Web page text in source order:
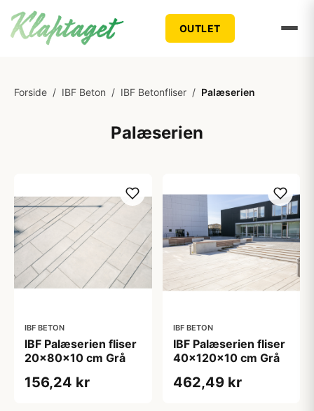
OUTLET
Forside / IBF Beton / IBF Betonfliser / Palæserien
Palæserien
IBF BETON
IBF Palæserien fliser
20x80x10 cm Grå
156,24 kr
IBF BETON
IBF Palæserien fliser
40x120x10 cm Grå
462,49 kr